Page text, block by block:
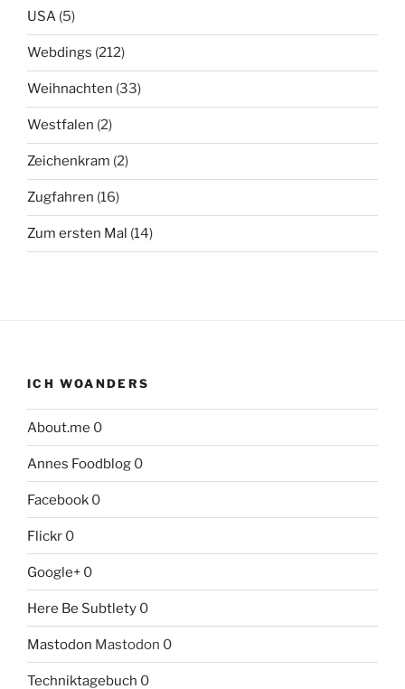
USA (5)
Webdings (212)
Weihnachten (33)
Westfalen (2)
Zeichenkram (2)
Zugfahren (16)
Zum ersten Mal (14)
ICH WOANDERS
About.me 0
Annes Foodblog 0
Facebook 0
Flickr 0
Google+ 0
Here Be Subtlety 0
Mastodon Mastodon 0
Techniktagebuch 0